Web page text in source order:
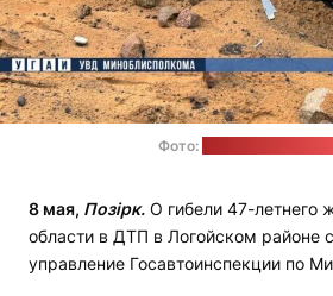
Фото:
8 мая, Позірк. О гибели 47-летнего
области в ДТП в Логойском районе
управление Госавтоинспекции по